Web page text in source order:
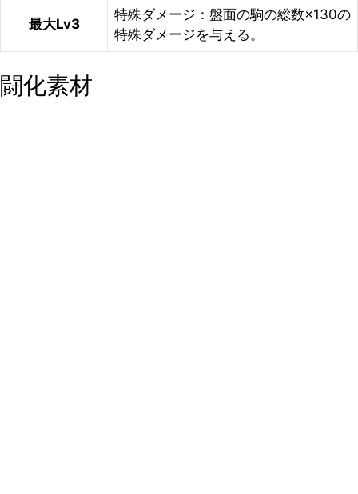
最大Lv3
特殊ダメージ：盤面の駒の総数×130の
特殊ダメージを与える。
闘化素材